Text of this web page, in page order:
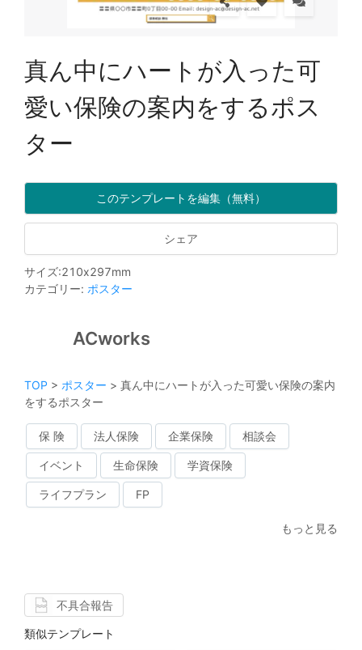
真ん中にハートが入った可
愛い保険の案内をするポス
ター
このテンプレートを編集（無料）
シェア
サイズ:210x297mm
カテゴリー: ポスター
ACworks
TOP > ポスター > 真ん中にハートが入った可愛い保険の案内
をするポスター
保 険 法人保険 企業保険 相談会
イベント 生命保険 学資保険
ライフプラン FP
もっと見る
不具合報告
類似テンプレート